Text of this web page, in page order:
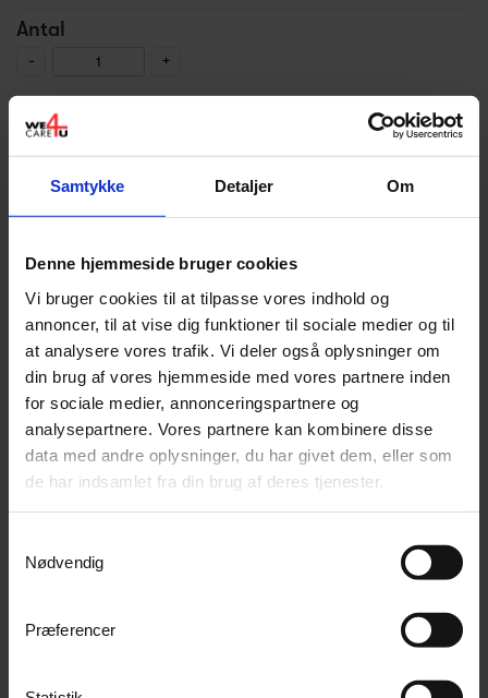
Samtykke Detaljer Om
Denne hjemmeside bruger cookies
Vi bruger cookies til at tilpasse vores indhold og
annoncer, til at vise dig funktioner til sociale medier og til
at analysere vores trafik. Vi deler også oplysninger om
din brug af vores hjemmeside med vores partnere inden
for sociale medier, annonceringspartnere og
analysepartnere. Vores partnere kan kombinere disse
data med andre oplysninger, du har givet dem, eller som
de har indsamlet fra din brug af deres tjenester.
Nødvendig
Præferencer
Antal
- +
Finansering med Santander
Del på Facebook
Teknisk info
Størrelse B: 175 cm L: 210 cm H: 232
Farve(r) Sort/Grå/Rød
Produkter i samme kategori